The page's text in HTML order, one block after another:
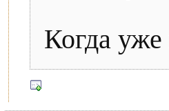
Когда уже